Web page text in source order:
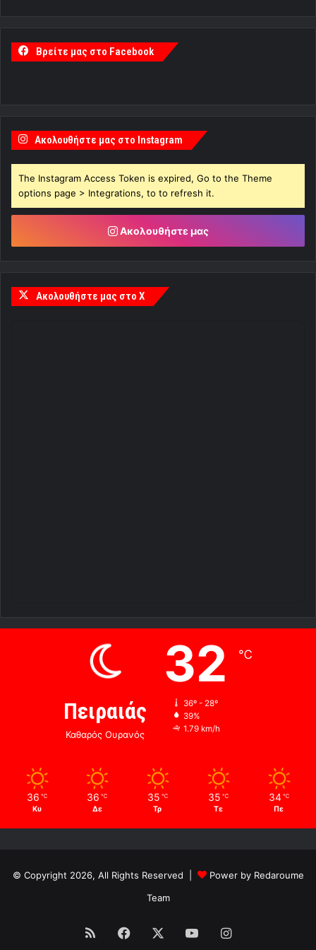
Βρείτε μας στο Facebook
Ακολουθήστε μας στο Instagram
The Instagram Access Token is expired, Go to the Theme
options page > Integrations, to to refresh it.
Ακολουθήστε μας
Ακολουθήστε μας στο X
Πειραιάς
Καθαρός Ουρανός
32 ℃
36º - 28º
39%
1.79 km/h
36 ℃
Κυ
36 ℃
Δε
35 ℃
Τρ
35 ℃
Τε
34 ℃
Πε
© Copyright 2026, All Rights Reserved |
Power by Redaroume
Team
RSS Facebook YouTubeInstagram